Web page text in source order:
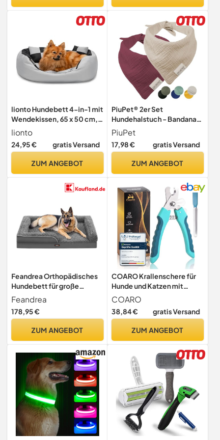
BaumwollknotenTau Tier
Mittlere Große Hunde
Regenmantel
lionto Hundebett 4-in-1 mit
Wendekissen, 65 x 50 cm,
Schwarz
lionto
24,95 € gratis Versand
ZUM ANGEBOT
PiuPet® 2er Set
Hundehalstuch - Bandana
für Hunde - Beige/Rot (L)
PiuPet
17,98 € gratis Versand
ZUM ANGEBOT
Feandrea Orthopädisches
Hundebett für große
Hunde, wasserdichtes
Hundesofa mit
abnehmbarem Plüsch-
schiefergrau PGW254G02
Feandrea
178,95 €
ZUM ANGEBOT
COARO Krallenschere für
Hunde und Katzen mit
hochwertigem Stopper als
Verletzungsschutz -
inklusive stabiler Fixierung
professioneller Feile - aus
COARO
38,84 € gratis Versand
ZUM ANGEBOT